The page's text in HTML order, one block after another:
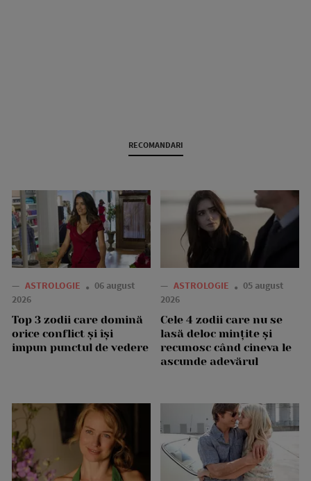
RECOMANDARI
— ASTROLOGIE
06 august
2026
Top 3 zodii care domină
orice conflict și își
impun punctul de vedere
— ASTROLOGIE
05 august
2026
Cele 4 zodii care nu se
lasă deloc mințite și
recunosc când cineva le
ascunde adevărul